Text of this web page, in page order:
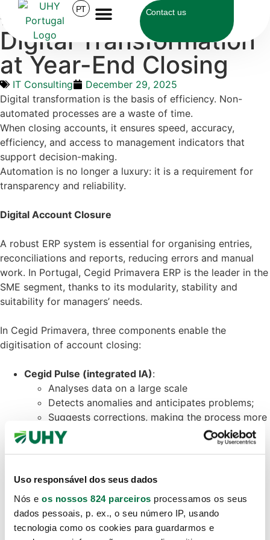
Uso responsável dos seus dados
Nós e os nossos 824 parceiros processamos os seus
dados pessoais, p. ex., o seu número IP, usando
tecnologia como os cookies para guardarmos e
PT Contact us
UHY Portugal >IT Consulting >Digital Transformation at
Year-End Closing
Digital Transformation
at Year-End Closing
IT Consulting
December 29, 2025
Digital transformation is the basis of efficiency. Non-
automated processes are a waste of time.
When closing accounts, it ensures speed, accuracy,
efficiency, and access to management indicators that
support decision-making.
Automation is no longer a luxury: it is a requirement for
transparency and reliability.
Digital Account Closure
A robust ERP system is essential for organising entries,
reconciliations and reports, reducing errors and manual
work. In Portugal, Cegid Primavera ERP is the leader in the
SME segment, thanks to its modularity, stability and
suitability for managers’ needs.
In Cegid Primavera, three components enable the
digitisation of account closing:
Cegid Pulse (integrated IA):
Analyses data on a large scale
Detects anomalies and anticipates problems;
Suggests corrections, making the process more
proactive.
Automates repetitive tasks
Reduces manual intervention.
Fiscal Reporting: